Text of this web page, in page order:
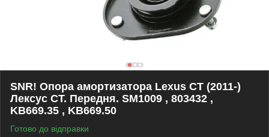
SNR! Опора амортизатора Lexus CT (2011-)
Лексус СТ. Передня. SM1009 , 803432 ,
KB669.35 , KB669.50
Готово до відправки